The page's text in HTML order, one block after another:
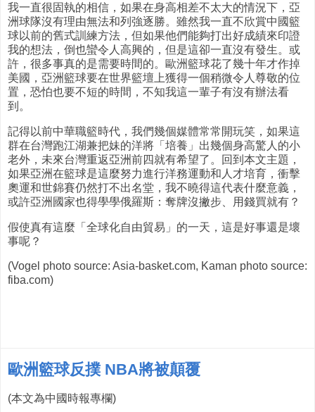
我一直很固執的相信，如果在身高相差不太大的情況下，亞
洲球隊沒有理由無法和列強逐勝。雖然我一直不欣賞中國籃
球以前的舊式訓練方法，但如果他們能夠打出好成績來印證
我的想法，倒也蠻令人高興的，但是這卻一直沒有發生。或
許，很多事真的是需要時間的。歐洲籃球花了幾十年才作掉
美國，亞洲籃球要在世界籃壇上獲得一個稍微令人尊敬的位
置，恐怕也要不短的時間，不知我這一輩子有沒有辦法看
到。
記得以前中華職籃時代，我們幾個媒體常常開玩笑，如果這
群在台灣跑江湖兼把妹的洋將「培養」出幾個身高驚人的小
老外，未來台灣重返亞洲前四就有希望了。回到本文主題，
如果亞洲在籃球是這麼努力進行洋務運動和人才培育，衝擊
奧運和世錦賽仍然打不出名堂，我不曉得這代表什麼意義，
或許亞洲國家也得學學俄羅斯：奪牌沒撇步、用錢買就有？
假使真有這麼「全球化自由貿易」的一天，這是好事還是壞
事呢？
(Vogel photo source: Asia-basket.com, Kaman photo source:
fiba.com)
歐洲籃球反撲 NBA將被顛覆
(本文為中國時報專欄)